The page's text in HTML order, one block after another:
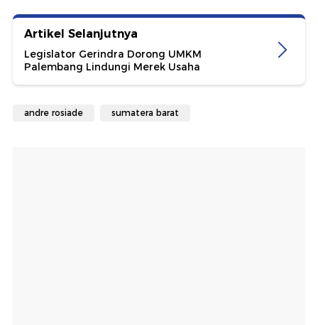
Artikel Selanjutnya
Legislator Gerindra Dorong UMKM
Palembang Lindungi Merek Usaha
andre rosiade sumatera barat